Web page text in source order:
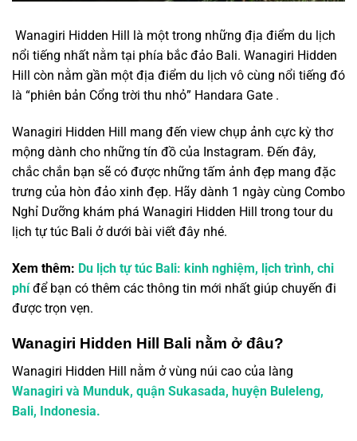
BALI
Wanagiri Hidden Hill là một trong những địa điểm du lịch
nổi tiếng nhất nằm tại phía bắc đảo Bali. Wanagiri Hidden
Hill còn nằm gần một địa điểm du lịch vô cùng nổi tiếng đó
là “phiên bản Cổng trời thu nhỏ” Handara Gate .
Wanagiri Hidden Hill mang đến view chụp ảnh cực kỳ thơ
mộng dành cho những tín đồ của Instagram. Đến đây,
chắc chắn bạn sẽ có được những tấm ảnh đẹp mang đặc
trưng của hòn đảo xinh đẹp. Hãy dành 1 ngày cùng Combo
Nghỉ Dưỡng khám phá Wanagiri Hidden Hill trong tour du
lịch tự túc Bali ở dưới bài viết đây nhé.
Xem thêm: Du lịch tự túc Bali: kinh nghiệm, lịch trình, chi
phíđể bạn có thêm các thông tin mới nhất giúp chuyến đi
được trọn vẹn.
Wanagiri Hidden Hill Bali nằm ở đâu?
Wanagiri Hidden Hill nằm ở vùng núi cao của làng
Wanagiri và Munduk, quận Sukasada, huyện Buleleng,
Bali, Indonesia.